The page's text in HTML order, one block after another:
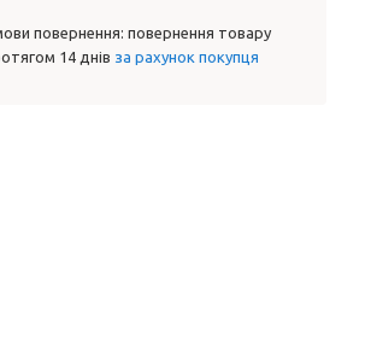
повернення товару
14 днів за рахунок покупця